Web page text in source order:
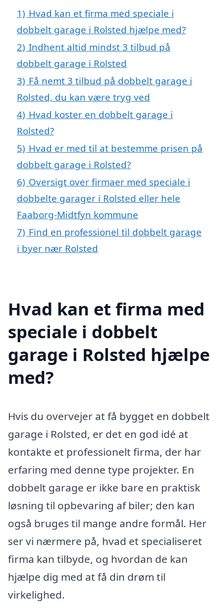
1) Hvad kan et firma med speciale i
dobbelt garage i Rolsted hjælpe med?
2) Indhent altid mindst 3 tilbud på
dobbelt garage i Rolsted
3) Få nemt 3 tilbud på dobbelt garage i
Rolsted, du kan være tryg ved
4) Hvad koster en dobbelt garage i
Rolsted?
5) Hvad er med til at bestemme prisen på
dobbelt garage i Rolsted?
6) Oversigt over firmaer med speciale i
dobbelte garager i Rolsted eller hele
Faaborg-Midtfyn kommune
7) Find en professionel til dobbelt garage
i byer nær Rolsted
Hvad kan et firma med
speciale i dobbelt
garage i Rolsted hjælpe
med?
Hvis du overvejer at få bygget en dobbelt
garage i Rolsted, er det en god idé at
kontakte et professionelt firma, der har
erfaring med denne type projekter. En
dobbelt garage er ikke bare en praktisk
løsning til opbevaring af biler; den kan
også bruges til mange andre formål. Her
ser vi nærmere på, hvad et specialiseret
firma kan tilbyde, og hvordan de kan
hjælpe dig med at få din drøm til
virkelighed.